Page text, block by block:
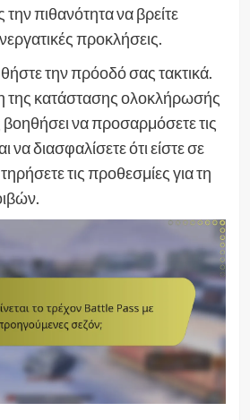
πιθανότητα να βρείτε
προκλήσεις.
την πρόοδό σας τακτικά.
κατάστασης ολοκλήρωσής
να προσαρμόσετε τις
να διασφαλίσετε ότι είστε σε
τις προθεσμίες για τη